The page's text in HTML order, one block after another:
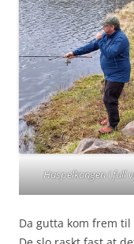
Haspelkongen i full
Da gutta kom frem